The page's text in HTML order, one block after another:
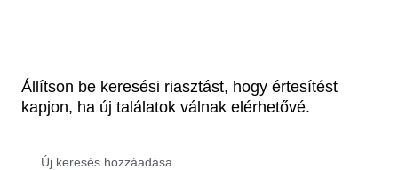
Állítson be keresési riasztást, hogy értesítést
kapjon, ha új találatok válnak elérhetővé.